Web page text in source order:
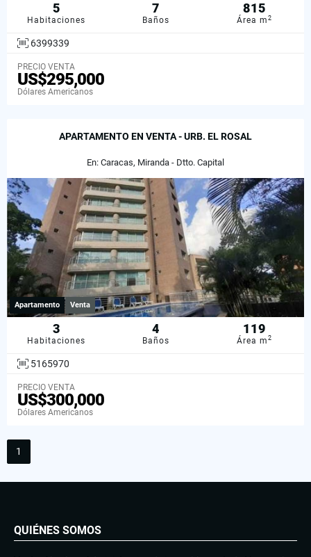
5
Habitaciones
7
Baños
815
Área m2
6399339
PRECIO VENTA
US$295,000
Dólares Americanos
APARTAMENTO EN VENTA - URB. EL ROSAL
En: Caracas, Miranda - Dtto. Capital
Apartamento Venta
3
Habitaciones
4
Baños
119
Área m2
5165970
PRECIO VENTA
US$300,000
Dólares Americanos
1
QUIÉNES SOMOS